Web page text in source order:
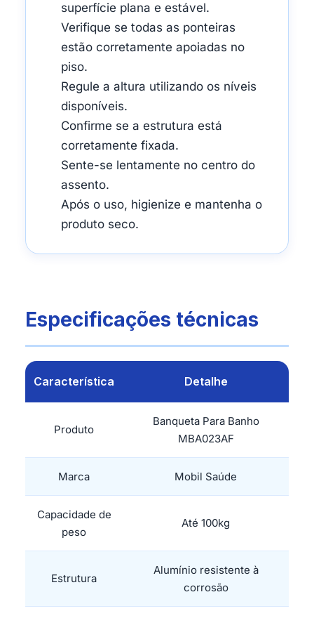
superfície plana e estável.
Verifique se todas as ponteiras
estão corretamente apoiadas no
piso.
Regule a altura utilizando os níveis
disponíveis.
Confirme se a estrutura está
corretamente fixada.
Sente-se lentamente no centro do
assento.
Após o uso, higienize e mantenha o
produto seco.
Especificações técnicas
Característica Detalhe
Produto
Banqueta Para Banho
MBA023AF
Marca Mobil Saúde
Capacidade de
peso
Até 100kg
Estrutura
Alumínio resistente à
corrosão